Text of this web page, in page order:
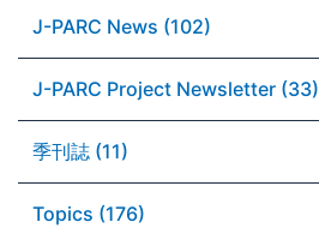
J-PARC News (102)
J-PARC Project Newsletter (33)
季刊誌 (11)
Topics (176)